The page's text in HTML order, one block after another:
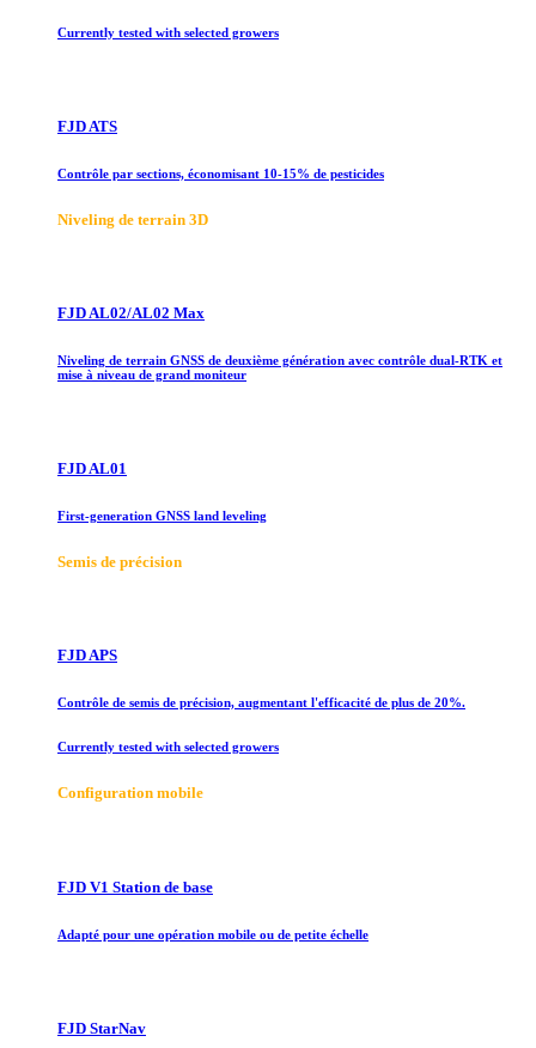
Currently tested with selected growers
FJD ATS
Contrôle par sections, économisant 10-15% de pesticides
Niveling de terrain 3D
FJD AL02/AL02 Max
Niveling de terrain GNSS de deuxième génération avec contrôle dual-RTK et
mise à niveau de grand moniteur
FJD AL01
First-generation GNSS land leveling
Semis de précision
FJD APS
Contrôle de semis de précision, augmentant l'efficacité de plus de 20%.
Currently tested with selected growers
Configuration mobile
FJD V1 Station de base
Adapté pour une opération mobile ou de petite échelle
FJD StarNav